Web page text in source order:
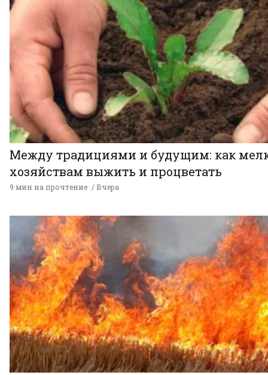
Между традициями и будущим: как
хозяйствам выжить и процветать
9 мин на прочтение Вчера